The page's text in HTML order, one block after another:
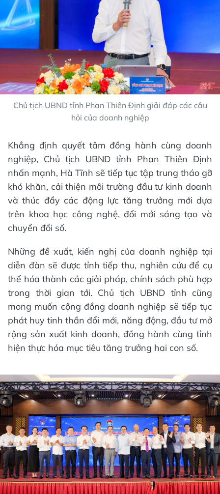
Chủ tịch UBND tỉnh Phan Thiên Định giải đáp các câu
hỏi của doanh nghiệp
Khẳng định quyết tâm đồng hành cùng doanh
nghiệp, Chủ tịch UBND tỉnh Phan Thiên Định
nhấn mạnh, Hà Tĩnh sẽ tiếp tục tập trung tháo gỡ
khó khăn, cải thiện môi trường đầu tư kinh doanh
và thúc đẩy các động lực tăng trưởng mới dựa
trên khoa học công nghệ, đổi mới sáng tạo và
chuyển đổi số.
Những đề xuất, kiến nghị của doanh nghiệp tại
diễn đàn sẽ được tỉnh tiếp thu, nghiên cứu để cụ
thể hóa thành các giải pháp, chính sách phù hợp
trong thời gian tới. Chủ tịch UBND tỉnh cũng
mong muốn cộng đồng doanh nghiệp sẽ tiếp tục
phát huy tinh thần đổi mới, năng động, đầu tư mở
rộng sản xuất kinh doanh, đồng hành cùng tỉnh
hiện thực hóa mục tiêu tăng trưởng hai con số.